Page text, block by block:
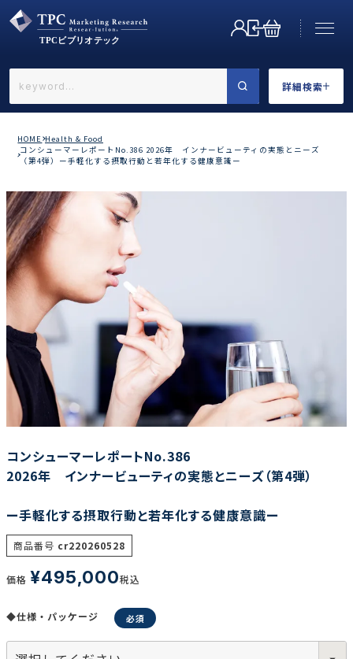
詳細検索
←戻る
業界で選ぶ
カテゴリで選ぶ
調査の種類で選ぶ
リセット 検索する
HOME Health & Food
コンシューマーレポートNo.386 2026年 インナービューティの実態とニーズ
（第4弾）ー手軽化する摂取行動と若年化する健康意識ー
コンシューマーレポートNo.386
2026年 インナービューティの実態とニーズ（第4弾）
ー手軽化する摂取行動と若年化する健康意識ー
商品番号 cr220260528
価格 ¥495,000税込
◆仕様・パッケージ